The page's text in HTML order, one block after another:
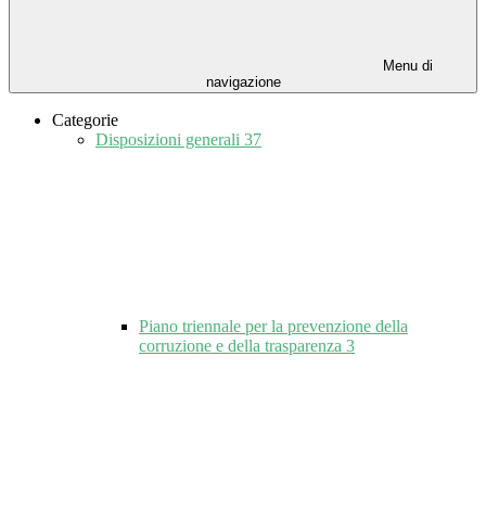
Menu di
navigazione
Categorie
Disposizioni generali 37
Piano triennale per la prevenzione della
corruzione e della trasparenza 3